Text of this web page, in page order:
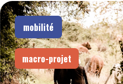
mobilité
macro-projet